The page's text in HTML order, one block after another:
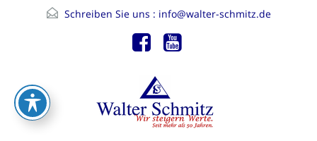
Schreiben Sie uns : info@walter-schmitz.de